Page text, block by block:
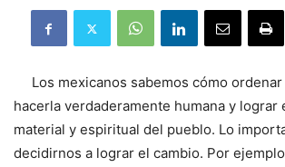
Los mexicanos sabemos cómo
hacerla verdaderamente humana y lograr
material y espiritual del pueblo. Lo
decidirnos a lograr el cambio. Por